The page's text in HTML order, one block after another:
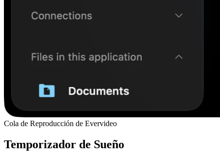
Cola de Reproducción de Evervideo
Temporizador de Sueño